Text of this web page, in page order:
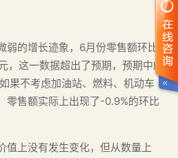
弱的增长迹象，6月份零售额环比
，这一数据超出了预期，预期中的
果不考虑加油站、燃料、机动车
零售额实际上出现了-0.9%的环比
值上没有发生变化，但从数量上